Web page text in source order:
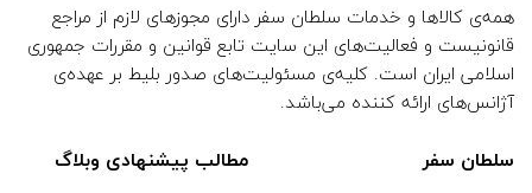
همه‌ی کالاها و خدمات سلطان سفر دارای مجوزهای لازم از مراجع
قانونیست و فعالیت‌های این سایت تابع قوانین و مقررات جمهوری
اسلامی ایران است. کلیه‌ی مسئولیت‌های صدور بلیط بر عهده‌ی
آژانس‌های ارائه کننده می‌باشد.
سلطان سفر مطالب پیشنهادی وبلاگ